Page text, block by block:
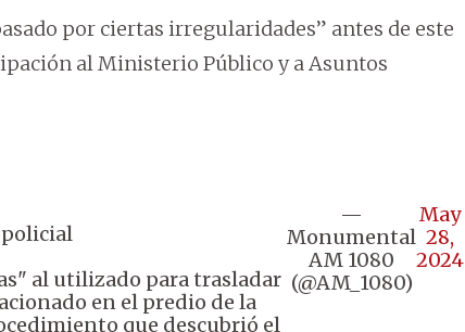
por ciertas irregularidades” antes de este
al Ministerio Público y a Asuntos
policial
al utilizado para trasladar
en el predio de la
que descubrió el
—
Monumental
AM 1080
(@AM_1080)
May
28,
2024